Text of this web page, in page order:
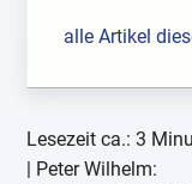
alle Artikel
Lesezeit ca.: 3
| Peter Wilhelm: